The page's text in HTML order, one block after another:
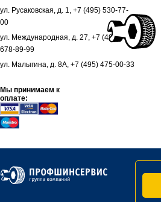
ул. Русаковская, д. 1, +7 (495) 530-77-
00
ул. Международная, д. 27, +7 (495)
678-89-99
ул. Малыгина, д. 8А, +7 (495) 475-00-33
Мы принимаем к
оплате: